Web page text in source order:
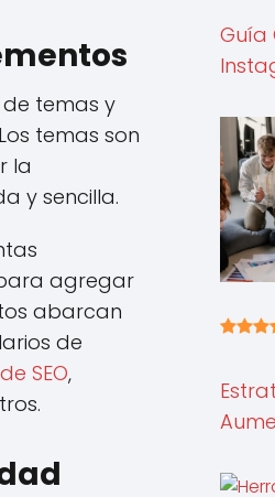
temas y
temas son
la
y sencilla.
agregar
abarcan
de
SEO,
Guía